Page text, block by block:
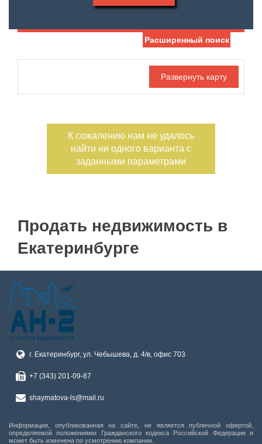
Жилая площадь
—
Площадь кухни
Санузел
Участок, сотки
—
Этажность
Материал дома
Ипотека
С фото
Расширенный поиск
К сожалению нам не удалось
найти ни одного варианта с
заданными параметрами
Продать недвижимость в
Екатеринбурге
г. Екатеринбург, ул. Чебышева, д. 4/в, офис 703
+7 (343) 201-09-87
shaymatova-ls@mail.ru
Информация, опубликованная на сайте, не является публичной офертой,
определяемой положениями Гражданского кодекса Российской Федерации и
может быть изменена по усмотрению компании.